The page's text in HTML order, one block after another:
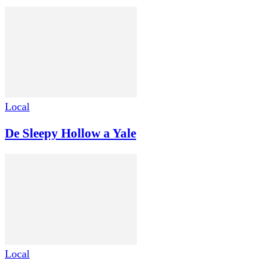
Local
De Sleepy Hollow a Yale
Local